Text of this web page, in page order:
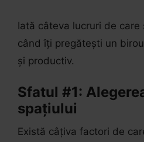
Iată câteva lucruri de
când îți pregătești un
și productiv.
Sfatul #1:
spațiului
Există câțiva factori de